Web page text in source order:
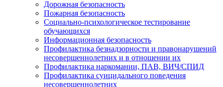
Дорожная безопасность
Пожарная безопасность
Социально-психологическое тестирование
обучающихся
Информационная безопасность
Профилактика безнадзорности и правонарушений
несовершеннолетних и в отношении их
Профилактика наркомании, ПАВ, ВИЧ/СПИД
Профилактика суицидального поведения
несовершеннолетних